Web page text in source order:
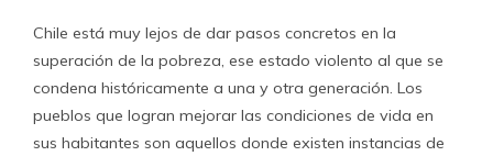
Chile está muy lejos de dar pasos concretos en la
superación de la pobreza, ese estado violento al que se
condena históricamente a una y otra generación. Los
pueblos que logran mejorar las condiciones de vida en
sus habitantes son aquellos donde existen instancias de